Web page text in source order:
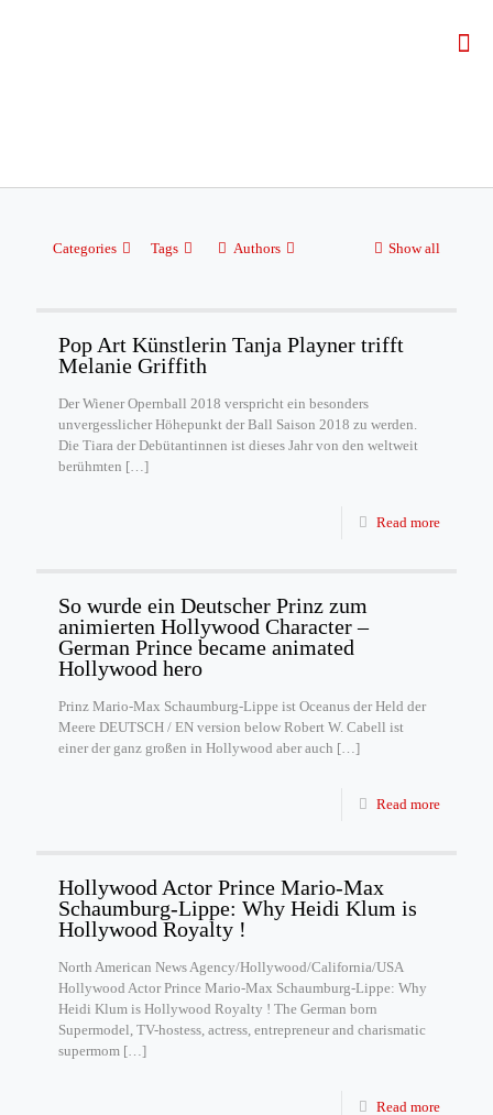
Categories Tags Authors Show all
Pop Art Künstlerin Tanja Playner trifft
Melanie Griffith
Der Wiener Opernball 2018 verspricht ein besonders
unvergesslicher Höhepunkt der Ball Saison 2018 zu werden.
Die Tiara der Debütantinnen ist dieses Jahr von den weltweit
berühmten […]
Read more
So wurde ein Deutscher Prinz zum
animierten Hollywood Character –
German Prince became animated
Hollywood hero
Prinz Mario-Max Schaumburg-Lippe ist Oceanus der Held der
Meere DEUTSCH / EN version below Robert W. Cabell ist
einer der ganz großen in Hollywood aber auch […]
Read more
Hollywood Actor Prince Mario-Max
Schaumburg-Lippe: Why Heidi Klum is
Hollywood Royalty !
North American News Agency/Hollywood/California/USA
Hollywood Actor Prince Mario-Max Schaumburg-Lippe: Why
Heidi Klum is Hollywood Royalty ! The German born
Supermodel, TV-hostess, actress, entrepreneur and charismatic
supermom […]
Read more